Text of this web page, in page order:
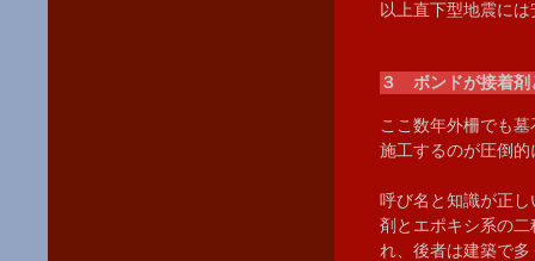
以上直下型地震に
３ ボンドが接着剤
ここ数年外柵でも
施工するのが圧倒
呼び名と知識が正
剤とエポキシ系の
れ、後者は建築で